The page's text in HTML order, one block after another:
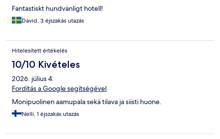
Fantastiskt hundvänligt hotell!
David, 3 éjszakás utazás
Hitelesített értékelés
10/10 Kivételes
2026. július 4.
Fordítás a Google segítségével
Monipuolinen aamupala sekä tilava ja siisti huone.
Nelli, 1 éjszakás utazás